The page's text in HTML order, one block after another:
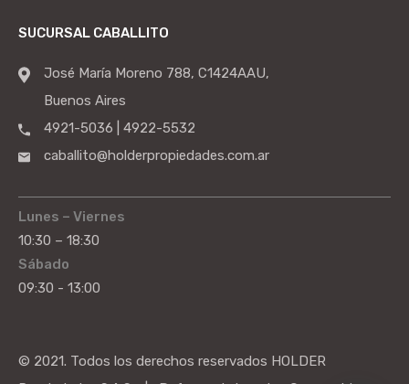
SUCURSAL CABALLITO
José María Moreno 788, C1424AAU,
Buenos Aires
4921-5036 | 4922-5532
caballito@holderpropiedades.com.ar
Lunes – Viernes
10:30 – 18:30
Sábado
09:30 - 13:00
© 2021. Todos los derechos reservados HOLDER